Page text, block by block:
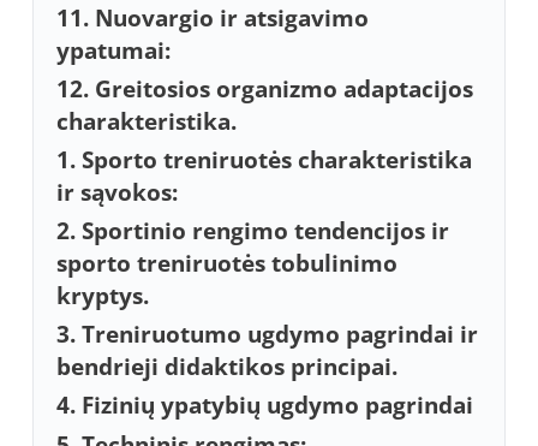
11. Nuovargio ir atsigavimo
ypatumai:
12. Greitosios organizmo adaptacijos
charakteristika.
1. Sporto treniruotės charakteristika
ir sąvokos:
2. Sportinio rengimo tendencijos ir
sporto treniruotės tobulinimo
kryptys.
3. Treniruotumo ugdymo pagrindai ir
bendrieji didaktikos principai.
4. Fizinių ypatybių ugdymo pagrindai